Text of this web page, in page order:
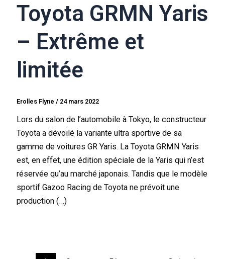
Toyota GRMN Yaris
– Extrême et
limitée
Erolles Flyne/ 24 mars 2022
Lors du salon de l’automobile à Tokyo, le constructeur
Toyota a dévoilé la variante ultra sportive de sa
gamme de voitures GR Yaris. La Toyota GRMN Yaris
est, en effet, une édition spéciale de la Yaris qui n’est
réservée qu’au marché japonais. Tandis que le modèle
sportif Gazoo Racing de Toyota ne prévoit une
production (…)